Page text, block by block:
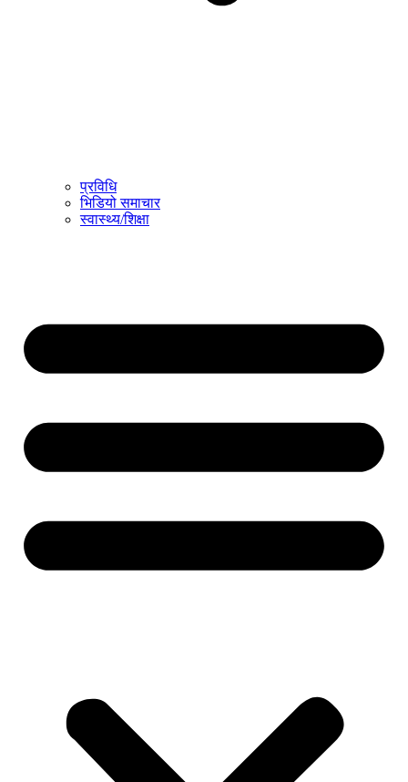
प्रविधि
भिडियो समाचार
स्वास्थ्य/शिक्षा